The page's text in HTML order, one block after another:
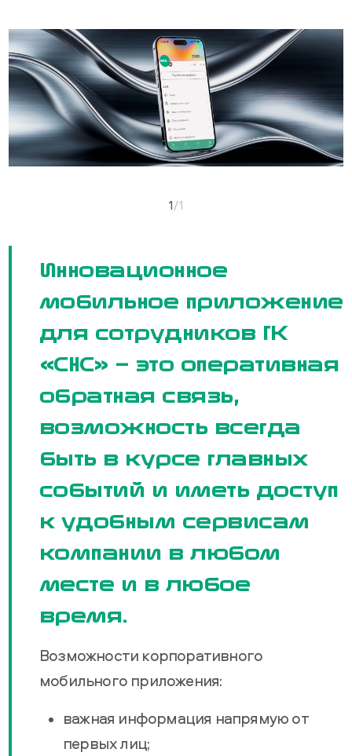
1/1
Инновационное
мобильное приложение
для сотрудников ГК
«СНС» — это оперативная
обратная связь,
возможность всегда
быть в курсе главных
событий и иметь доступ
к удобным сервисам
компании в любом
месте и в любое
время.
Возможности корпоративного
мобильного приложения:
важная информация напрямую от
первых лиц;